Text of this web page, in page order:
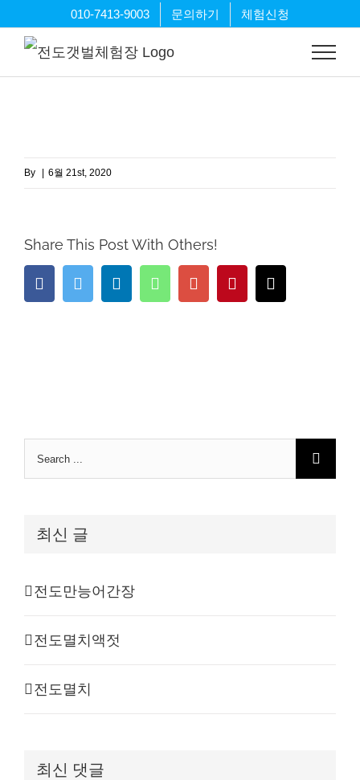
content
010-7413-9003 문의하기 체험신청
By 6월 21st, 2020
Share This Post With Others!
Facebook
Twitter LinkedInWhatsapp
Google+Pinterest
Search
최신 글
전도만능어간장
전도멸치액젓
전도멸치
최신 댓글